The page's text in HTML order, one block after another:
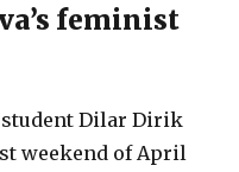
feminist
Dilar Dirik
weekend of April